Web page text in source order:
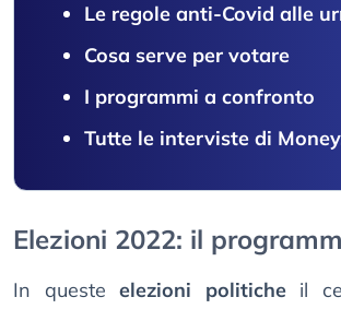
Le regole anti-Covid alle
Cosa serve per votare
I programmi a confronto
Tutte le interviste di
Elezioni 2022: il
In queste elezioni politicheil